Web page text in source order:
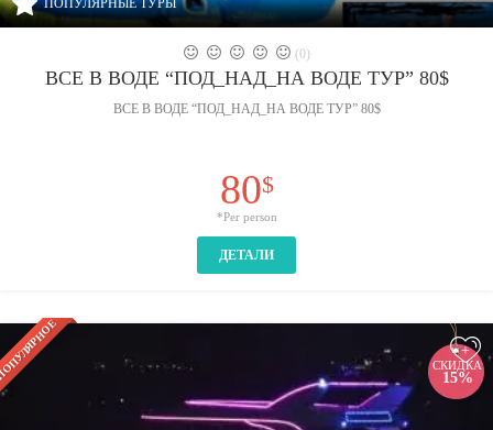
ПОПУЛЯРНЫЕ ТУРЫ
(0)
ВСЕ В ВОДЕ “ПОД_НАД_НА ВОДЕ ТУР” 80$
ВСЕ В ВОДЕ “ПОД_НАД_НА ВОДЕ ТУР” 80$
80$
*Per person
ДЕТАЛИ
+
СКИДКА
15%